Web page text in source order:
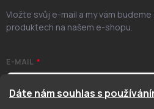
Dáte nám souhlas s
Vložte svůj e-mail a my vám
produktech na našem e-shopu.
E-MAIL